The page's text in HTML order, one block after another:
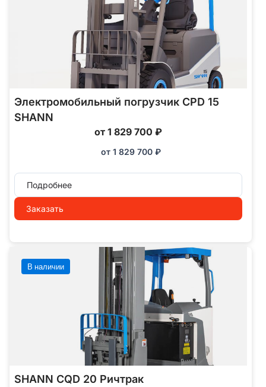
Электромобильный погрузчик CPD 15
SHANN
от 1 829 700 ₽
от 1 829 700 ₽
Подробнее
Заказать
В наличии
SHANN CQD 20 Ричтрак